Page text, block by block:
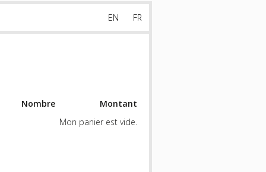
FR
EN
Nombre
Montant
Mon panier est vide.